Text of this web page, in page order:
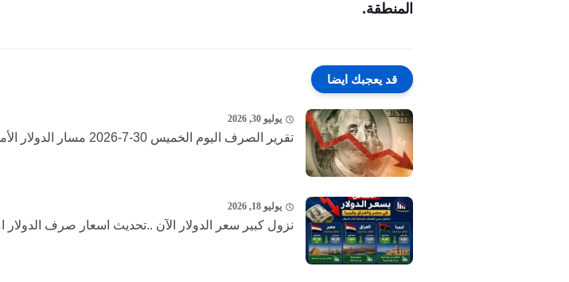
المنطقة.
قد يعجبك ايضا
يوليو 30, 2026
تقرير الصرف اليوم الخميس 30-7-2026 مسار الدولار الأمريكي أمام العملات...
يوليو 18, 2026
نزول كبير ‎سعر الدولار الآن ..تحديث اسعار صرف الدولار امام...